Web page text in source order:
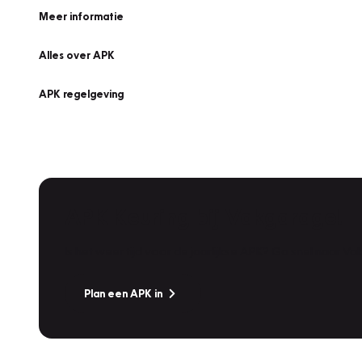
Meer informatie
Alles over APK
APK regelgeving
Plan een APK in